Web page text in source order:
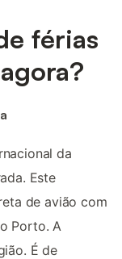
férias
da
Este
de avião com
Porto. A
É de